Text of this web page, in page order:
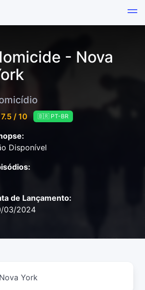
- Nova
7.5 / 10 🇧🇷 PT-BR
Disponível
de Lançamento:
03/2024
Nova York